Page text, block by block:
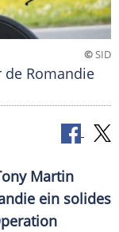
©SID
de Romandie
Martin
ein solides